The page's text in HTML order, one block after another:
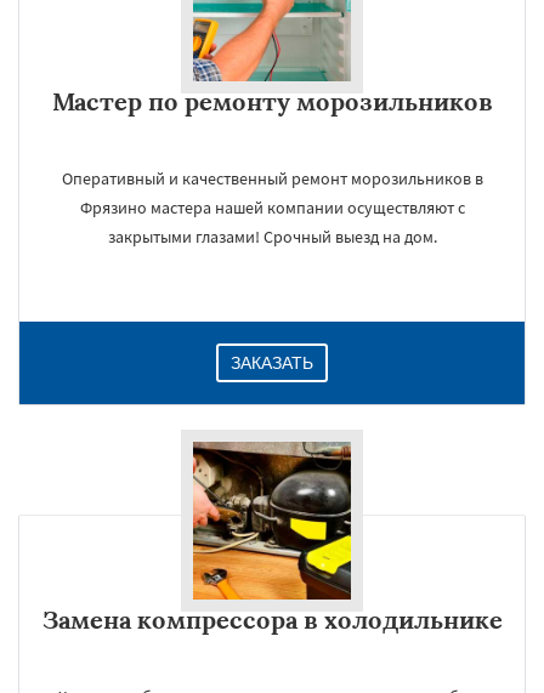
Мастер по ремонту морозильников
Оперативный и качественный ремонт морозильников в
Фрязино мастера нашей компании осуществляют с
закрытыми глазами! Срочный выезд на дом.
ЗАКАЗАТЬ
Замена компрессора в холодильнике